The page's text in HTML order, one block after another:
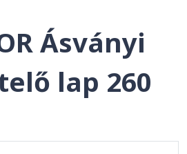
Ásványi
lap 260